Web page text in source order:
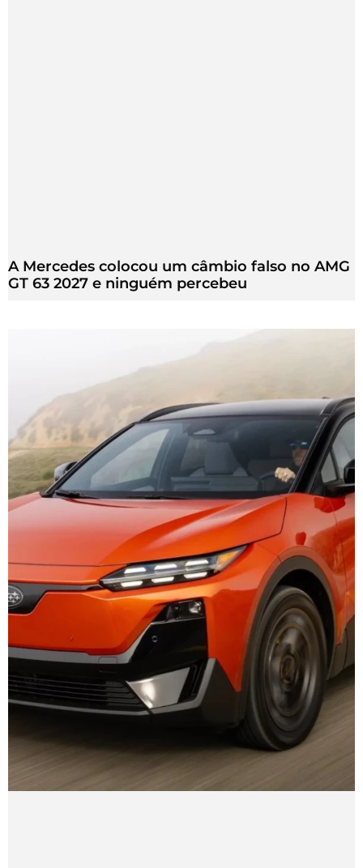
A Mercedes colocou um câmbio falso no AMG
GT 63 2027 e ninguém percebeu